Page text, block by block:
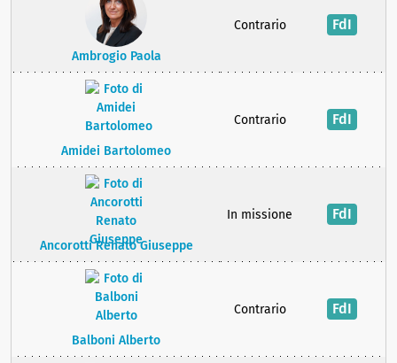
Ambrogio Paola
Contrario FdI
Amidei Bartolomeo
Contrario FdI
Ancorotti Renato Giuseppe
In missione FdI
Balboni Alberto
Contrario FdI